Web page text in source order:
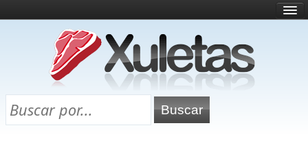
¿Qué es esto?
Directorio
Chuletas para exámenes